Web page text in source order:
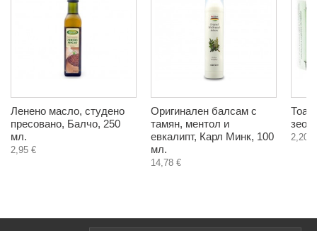
Ленено масло, студено
пресовано, Балчо, 250
мл.
2,95 €
Оригинален балсам с
тамян, ментол и
евкалипт, Карл Минк, 100
мл.
14,78 €
2,20 €